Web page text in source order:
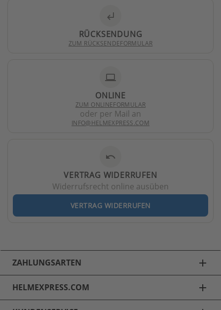
subdirectory_arrow_left
RÜCKSENDUNG
ZUM RÜCKSENDEFORMULAR
laptop
ONLINE
ZUM ONLINEFORMULAR
oder per Mail an
INFO@HELMEXPRESS.COM
undo
VERTRAG WIDERRUFEN
Widerrufsrecht online ausüben
VERTRAG WIDERRUFEN
ZAHLUNGSARTEN add
HELMEXPRESS.COM add